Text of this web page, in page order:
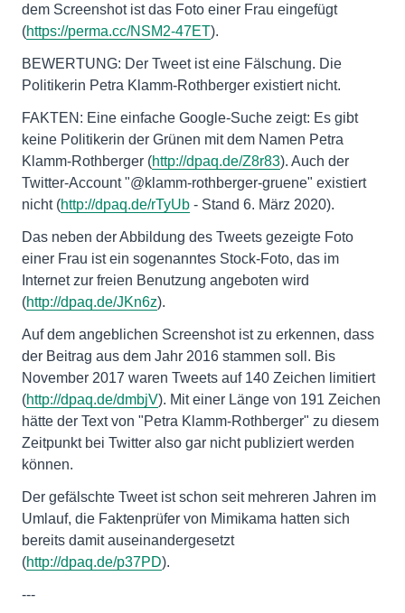
dem Screenshot ist das Foto einer Frau eingefügt
(https://perma.cc/NSM2-47ET).
BEWERTUNG: Der Tweet ist eine Fälschung. Die
Politikerin Petra Klamm-Rothberger existiert nicht.
FAKTEN: Eine einfache Google-Suche zeigt: Es gibt
keine Politikerin der Grünen mit dem Namen Petra
Klamm-Rothberger (http://dpaq.de/Z8r83). Auch der
Twitter-Account "@klamm-rothberger-gruene" existiert
nicht (http://dpaq.de/rTyUb - Stand 6. März 2020).
Das neben der Abbildung des Tweets gezeigte Foto
einer Frau ist ein sogenanntes Stock-Foto, das im
Internet zur freien Benutzung angeboten wird
(http://dpaq.de/JKn6z).
Auf dem angeblichen Screenshot ist zu erkennen, dass
der Beitrag aus dem Jahr 2016 stammen soll. Bis
November 2017 waren Tweets auf 140 Zeichen limitiert
(http://dpaq.de/dmbjV). Mit einer Länge von 191 Zeichen
hätte der Text von "Petra Klamm-Rothberger" zu diesem
Zeitpunkt bei Twitter also gar nicht publiziert werden
können.
Der gefälschte Tweet ist schon seit mehreren Jahren im
Umlauf, die Faktenprüfer von Mimikama hatten sich
bereits damit auseinandergesetzt
(http://dpaq.de/p37PD).
---